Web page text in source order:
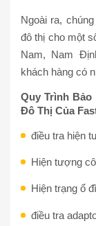
Ngoài ra,
đô thị cho một
Nam, Nam
khách hàng có
Quy Trình Bảo
Đô Thị Của
điều tra hiện
Hiện tượng
Hiện trạng ổ
điều tra